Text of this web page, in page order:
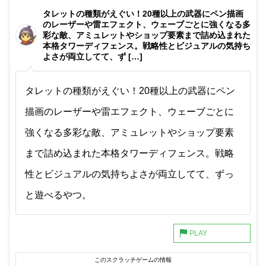
タレットの種類がえぐい！20種以上の武器にペン描画
のレーザーや雷エフェクト、ウェーブごとに強くなる多
彩な敵、アミュレットやショップ要素まで詰め込まれた
本格タワーディフェンス。戦略性とビジュアルの気持ち
よさが両立してて、ず […]
タレットの種類がえぐい！20種以上の武器にペン
描画のレーザーや雷エフェクト、ウェーブごとに
強くなる多彩な敵、アミュレットやショップ要素
まで詰め込まれた本格タワーディフェンス。戦略
性とビジュアルの気持ちよさが両立してて、ずっ
と遊べるやつ。
このスクラッチゲームの情報